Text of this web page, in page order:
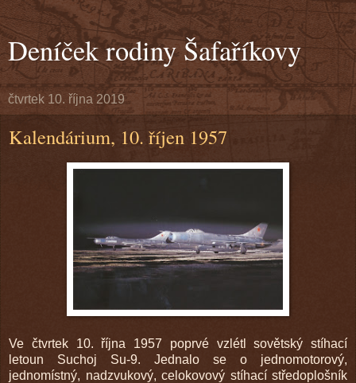
Deníček rodiny Šafaříkovy
čtvrtek 10. října 2019
Kalendárium, 10. říjen 1957
Ve čtvrtek 10. října 1957 poprvé vzlétl sovětský stíhací
letoun Suchoj Su-9. Jednalo se o jednomotorový,
jednomístný, nadzvukový, celokovový stíhací středoplošník